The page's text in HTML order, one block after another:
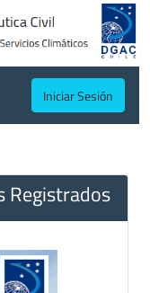
Iniciar Sesión
Registrados